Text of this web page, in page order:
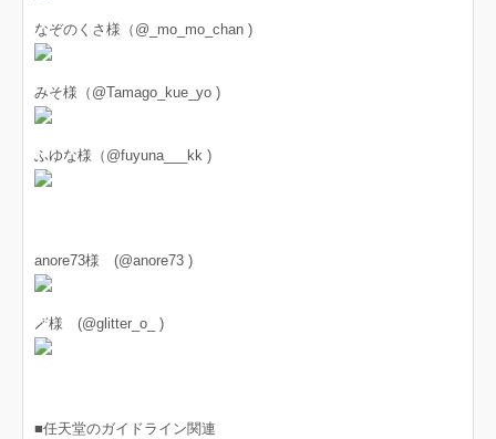
なぞのくさ様（@_mo_mo_chan )
みそ様（@Tamago_kue_yo )
ふゆな様（@fuyuna___kk )
anore73様 (@anore73 )
🪄様 (@glitter_o_ )
■任天堂のガイドライン関連